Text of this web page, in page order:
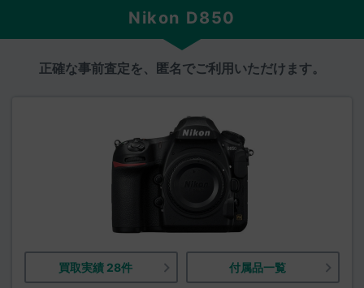
Nikon D850
正確な事前査定を、匿名でご利用いただけます。
買取実績 28件 付属品一覧